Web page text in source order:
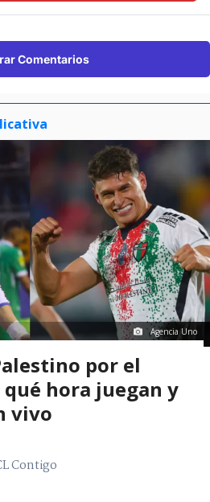
Comentarios
Agencia Uno
por el
hora juegan y
vivo
Contigo